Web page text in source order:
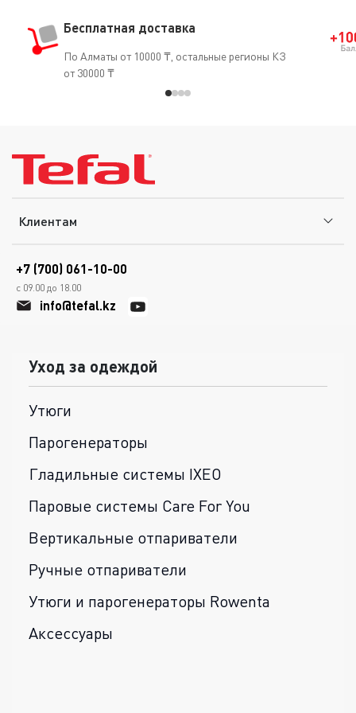
Бесплатная доставка
По Алматы от 10000 ₸, остальные регионы КЗ
от 30000 ₸
Клиентам
+7 (700) 061-10-00
с 09.00 до 18.00
info@tefal.kz
Уход за одеждой
Утюги
Парогенераторы
Гладильные системы IXEO
Паровые системы Care For You
Вертикальные отпариватели
Ручные отпариватели
Утюги и парогенераторы Rowenta
Аксессуары